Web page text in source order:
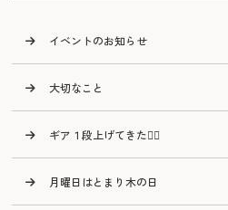
イベントのお知らせ
大切なこと
ギア１段上げてきた🙂‍↕️
月曜日はとまり木の日